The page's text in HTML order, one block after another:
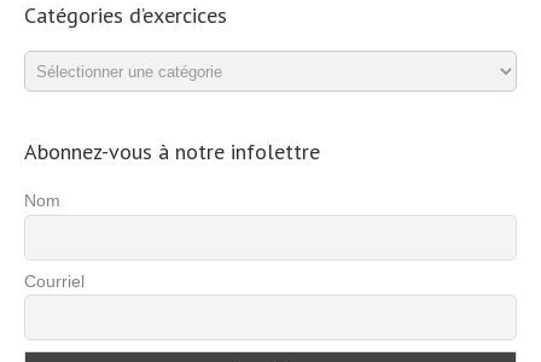
Catégories d’exercices
Catégories
d’exercices
Abonnez-vous à notre infolettre
Nom
Courriel